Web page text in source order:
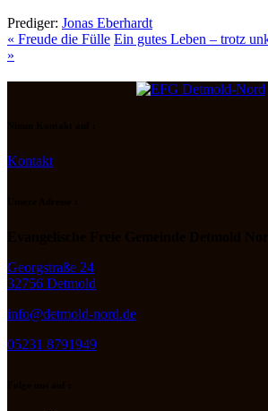
Prediger: Jonas Eberhardt
« Freude die Fülle Ein gutes Leben – trotz
»
Kontakt
Georgstraße 24
32756 Detmold
info@detmold-nord.de
05231 8791949